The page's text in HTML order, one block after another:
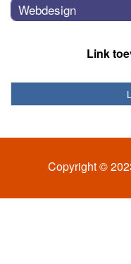
Webdesign
Link
Copyright ©